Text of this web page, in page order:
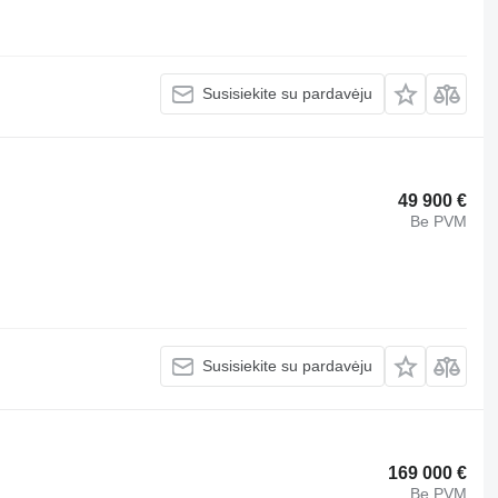
Susisiekite su pardavėju
49 900 €
Be PVM
Susisiekite su pardavėju
169 000 €
Be PVM